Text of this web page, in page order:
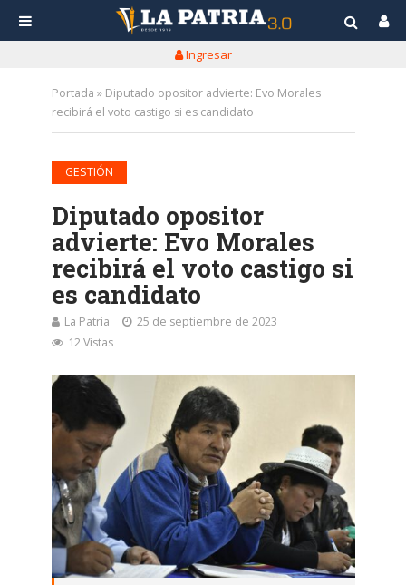
Ingresar
Portada » Diputado opositor advierte: Evo Morales
recibirá el voto castigo si es candidato
GESTIÓN
Diputado opositor
advierte: Evo Morales
recibirá el voto castigo si
es candidato
La Patria
25 de septiembre de 2023
12 Vistas